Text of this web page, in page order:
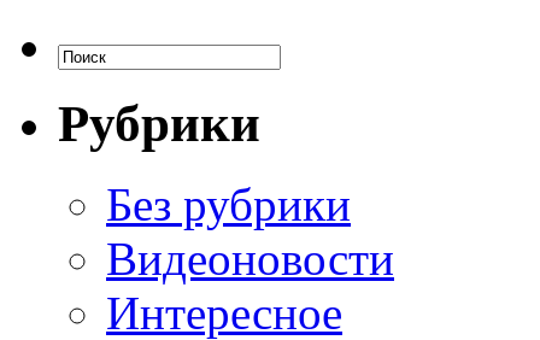
Рубрики
Без рубрики
Видеоновости
Интересное